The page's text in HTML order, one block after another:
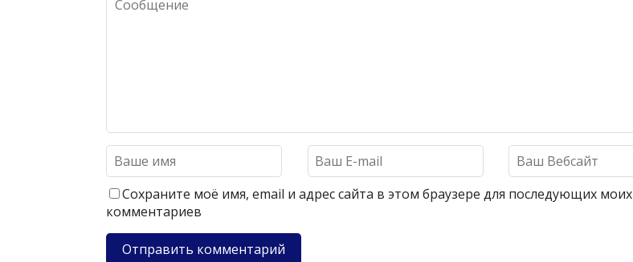
Сохраните моё имя, email и адрес сайта в этом браузере для последующих моих
комментариев